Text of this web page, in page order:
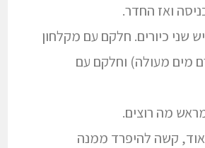
ואז החדר.
שני כיורים. חלקם עם מקלחון
מים מעולה) וחלקם עם
מה רוצים.
קשה להיפרד ממנה